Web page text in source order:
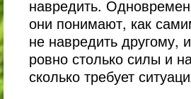
навредить.
они понимают, как
не навредить другому,
ровно столько силы и
сколько требует